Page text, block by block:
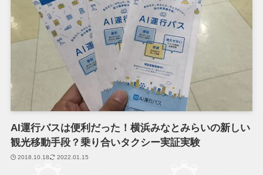
AI運行バスは便利だった！横浜みなとみらいの新しい
観光移動手段？乗り合いタクシー実証実験
2018.10.18 2022.01.15